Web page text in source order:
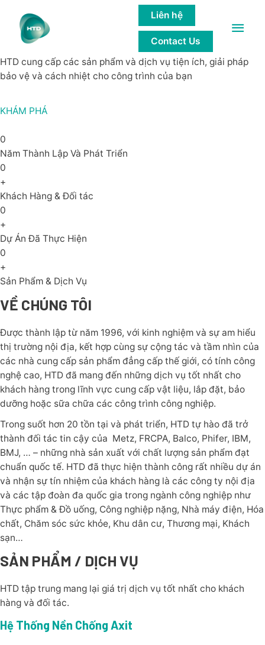
Main
Liên hệ
Contact Us
GIẢI PHÁP của các công trình bền
vững
HTD cung cấp các sản phẩm và dịch vụ tiện ích, giải pháp
bảo vệ và cách nhiệt cho công trình của bạn
KHÁM PHÁ
0
Năm Thành Lập Và Phát Triển
0
+
Khách Hàng & Đối tác
0
+
Dự Án Đã Thực Hiện
0
+
Sản Phẩm & Dịch Vụ
VỀ CHÚNG TÔI
Được thành lập từ năm 1996, với kinh nghiệm và sự am hiểu
thị trường nội địa, kết hợp cùng sự cộng tác và tầm nhìn của
các nhà cung cấp sản phẩm đẳng cấp thế giới, có tính công
nghệ cao, HTD đã mang đến những dịch vụ tốt nhất cho
khách hàng trong lĩnh vực cung cấp vật liệu, lắp đặt, bảo
dưỡng hoặc sữa chữa các công trình công nghiệp.
Trong suốt hơn 20 tồn tại và phát triển, HTD tự hào đã trở
thành đối tác tin cậy của Metz, FRCPA, Balco, Phifer, IBM,
BMJ, … – những nhà sản xuất với chất lượng sản phẩm đạt
chuẩn quốc tế. HTD đã thực hiện thành công rất nhiều dự án
và nhận sự tín nhiệm của khách hàng là các công ty nội địa
và các tập đoàn đa quốc gia trong ngành công nghiệp như
Thực phẩm & Đồ uống, Công nghiệp nặng, Nhà máy điện, Hóa
chất, Chăm sóc sức khỏe, Khu dân cư, Thương mại, Khách
sạn…
SẢN PHẨM / DỊCH VỤ
HTD tập trung mang lại giá trị dịch vụ tốt nhất cho khách
hàng và đối tác.
Hệ Thống Nền Chống Axit